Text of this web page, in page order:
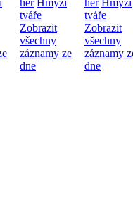
tváře
Zobrazit
všechny
záznamy ze
dne
tváře
Zobrazit
všechny
záznamy
dne